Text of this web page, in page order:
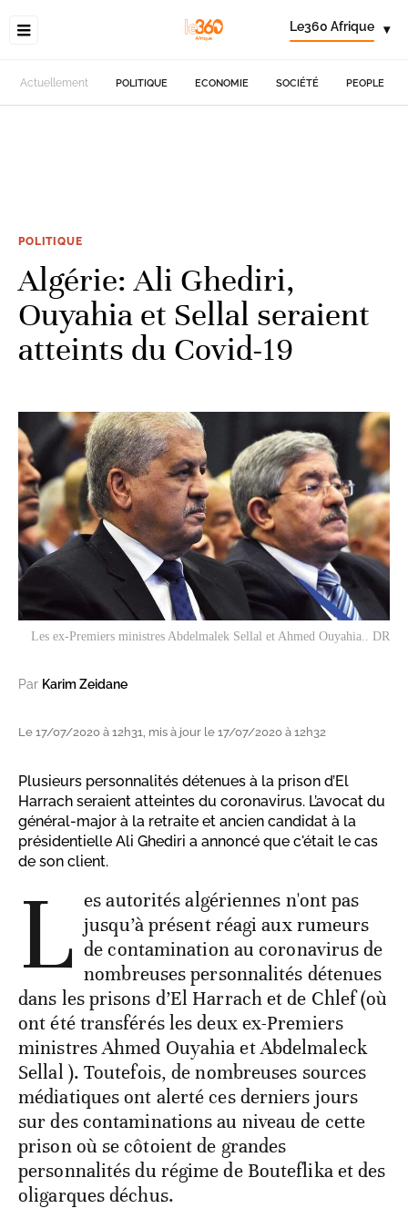
Le360 Afrique ▾
Actuellement POLITIQUE ECONOMIE SOCIÉTÉ PEOPLE
POLITIQUE
Algérie: Ali Ghediri,
Ouyahia et Sellal seraient
atteints du Covid-19
Les ex-Premiers ministres Abdelmalek Sellal et Ahmed Ouyahia.. DR
Par Karim Zeidane
Le 17/07/2020 à 12h31, mis à jour le 17/07/2020 à 12h32
Plusieurs personnalités détenues à la prison d’El
Harrach seraient atteintes du coronavirus. L’avocat du
général-major à la retraite et ancien candidat à la
présidentielle Ali Ghediri a annoncé que c'était le cas
de son client.
L es autorités algériennes n'ont pas
jusqu’à présent réagi aux rumeurs
de contamination au coronavirus de
nombreuses personnalités détenues
dans les prisons d’El Harrach et de Chlef (où
ont été transférés les deux ex-Premiers
ministres Ahmed Ouyahia et Abdelmaleck
Sellal ). Toutefois, de nombreuses sources
médiatiques ont alerté ces derniers jours
sur des contaminations au niveau de cette
prison où se côtoient de grandes
personnalités du régime de Bouteflika et des
oligarques déchus.